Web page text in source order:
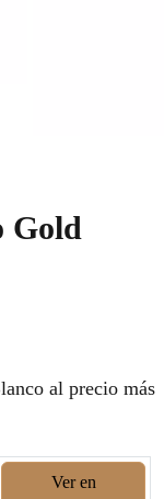
Gold
al precio más
Ver en